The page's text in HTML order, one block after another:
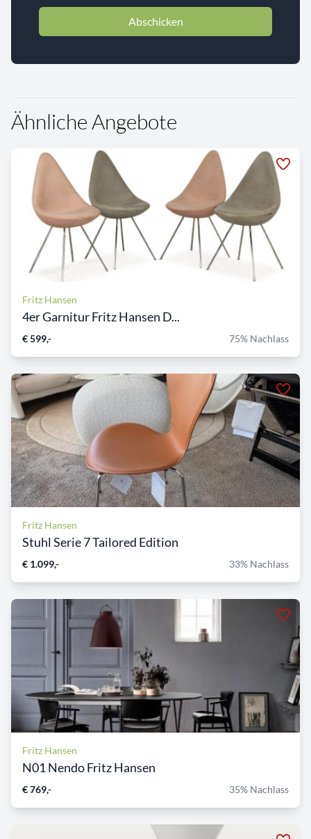
Abschicken
Ähnliche Angebote
Fritz Hansen
4er Garnitur Fritz Hansen D...
€ 599,- 75% Nachlass
Fritz Hansen
Stuhl Serie 7 Tailored Edition
€ 1.099,- 33% Nachlass
Fritz Hansen
N01 Nendo Fritz Hansen
€ 769,- 35% Nachlass